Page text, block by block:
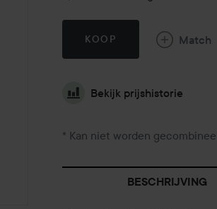
KOOP Match
Bekijk prijshistorie
* Kan niet worden
BESCHRIJVING